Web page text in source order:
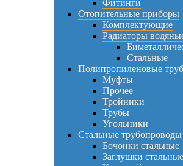
Фитинги
Отопительные приборы
Комплектующие
Радиаторы
Стальные
Полипропиленовые
Муфты
Прочее
Тройники
Трубы
Угольники
Стальные трубопроводы
Бочонки стальные
Заглушки стальные